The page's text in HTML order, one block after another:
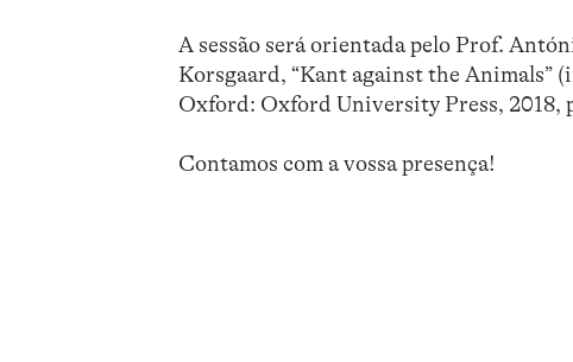
A sessão será orientada pelo Prof.
Korsgaard, “Kant against the Animals”
Oxford: Oxford University Press, 2018,
Contamos com a vossa presença!